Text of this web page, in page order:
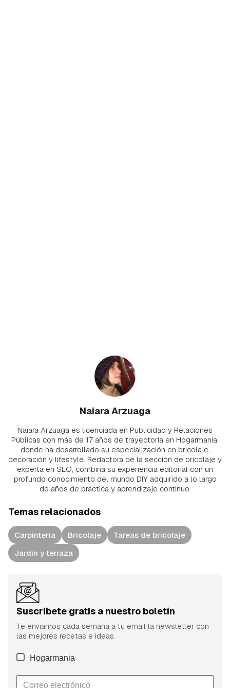
Naiara Arzuaga
Naiara Arzuaga es licenciada en Publicidad y Relaciones
Públicas con más de 17 años de trayectoria en Hogarmanía,
donde ha desarrollado su especialización en bricolaje,
decoración y lifestyle. Redactora de la sección de bricolaje y
experta en SEO, combina su experiencia editorial con un
profundo conocimiento del mundo DIY adquirido a lo largo
de años de práctica y aprendizaje continuo.
Temas relacionados
Carpintería Bricolaje
Tareas de bricolaje
Jardín y terraza
Suscríbete gratis a nuestro boletín
Te enviamos cada semana a tu email la newsletter con
las mejores recetas e ideas.
Hogarmania